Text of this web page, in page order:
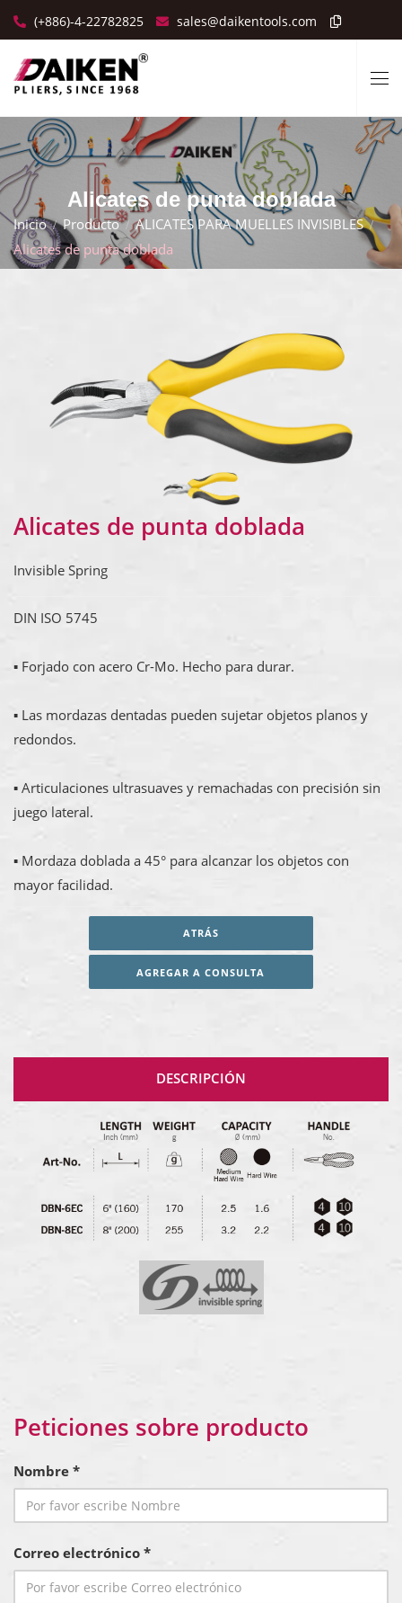
(+886)-4-22782825 sales@daikentools.com
Alicates de punta doblada
Inicio Producto
ALICATES PARA MUELLES INVISIBLES
Alicates de punta doblada
Alicates de punta doblada
Invisible Spring
DIN ISO 5745
▪ Forjado con acero Cr-Mo. Hecho para durar.
▪ Las mordazas dentadas pueden sujetar objetos planos y
redondos.
▪ Articulaciones ultrasuaves y remachadas con precisión sin
juego lateral.
▪ Mordaza doblada a 45° para alcanzar los objetos con
mayor facilidad.
ATRÁS
AGREGAR A CONSULTA
DESCRIPCIÓN
Peticiones sobre producto
Nombre *
Correo electrónico *